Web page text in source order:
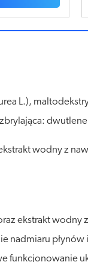
L.),
wodny z
ekstrakt
nadmiaru
funkcjonowanie